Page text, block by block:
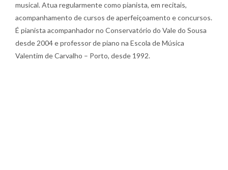
musical. Atua regularmente como pianista, em recitais,
acompanhamento de cursos de aperfeiçoamento e concursos.
É pianista acompanhador no Conservatório do Vale do Sousa
desde 2004 e professor de piano na Escola de Música
Valentim de Carvalho – Porto, desde 1992.